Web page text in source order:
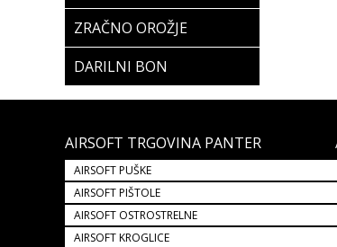
ZRAČNO OROŽJE
DARILNI BON
AIRSOFT TRGOVINA PANTER
AIRSOFT PUŠKE
AIRSOFT PIŠTOLE
AIRSOFT OSTROSTRELNE
AIRSOFT KROGLICE